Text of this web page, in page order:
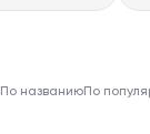
По названиюПо